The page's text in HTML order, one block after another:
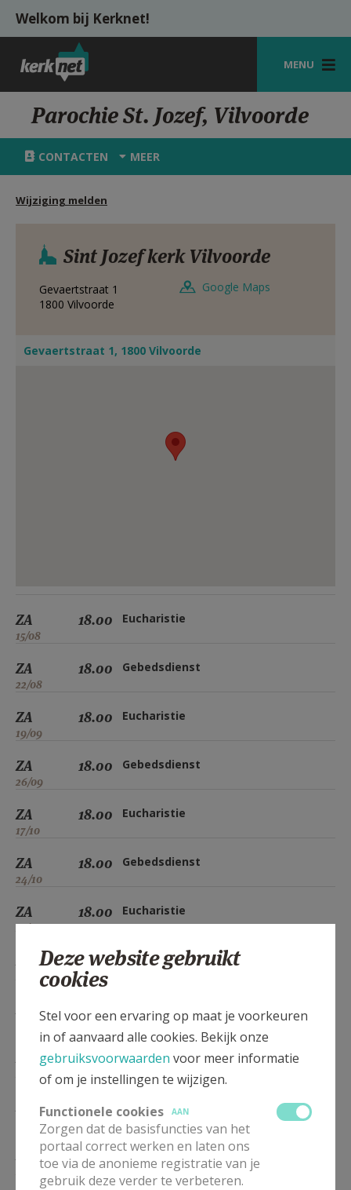
Overslaan en naar de inhoud gaan
Welkom bij Kerknet!
MENU
STARTPAGINA
KERK
VIERINGEN
SHOP
MIJN PAROCHIE
Parochie St. Jozef, Vilvoorde
CONTACTEN MEER
Wijziging melden
Sint Jozef kerk Vilvoorde
Gevaertstraat 1
1800 Vilvoorde
Google Maps
Gevaertstraat 1, 1800 Vilvoorde
ZA
15/08
18.00 Eucharistie
ZA
22/08
18.00 Gebedsdienst
ZA
19/09
18.00 Eucharistie
ZA
26/09
18.00 Gebedsdienst
ZA
17/10
18.00 Eucharistie
ZA
24/10
18.00 Gebedsdienst
ZA
21/11
18.00 Eucharistie
18.00 Gebedsdienst
19/12
18.00 Eucharistie
18.00 Gebedsdienst
16/01
18.00 Eucharistie
18.00 Gebedsdienst
Deze website gebruikt
cookies
Stel voor een ervaring op maat je voorkeuren
in of aanvaard alle cookies. Bekijk onze
gebruiksvoorwaarden voor meer informatie
of om je instellingen te wijzigen.
Functionele cookies
AAN
Zorgen dat de basisfuncties van het
portaal correct werken en laten ons
toe via de anonieme registratie van je
gebruik deze verder te verbeteren.